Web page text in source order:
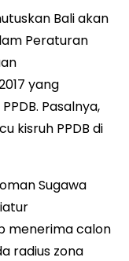
Bali akan
Peraturan
yang
Pasalnya,
kisruh PPDB di
Sugawa
menerima calon
radius zona